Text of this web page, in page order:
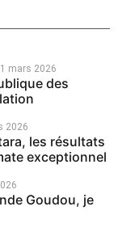
mars 2026
des
2026
les résultats
exceptionnel
Goudou, je